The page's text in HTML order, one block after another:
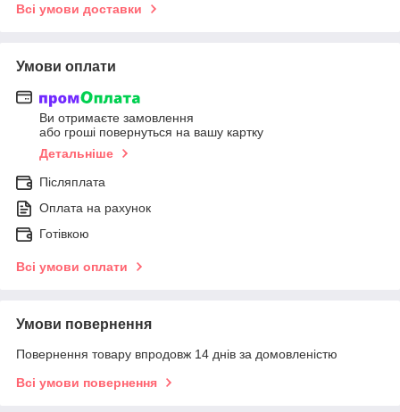
Всі умови доставки
Умови оплати
Ви отримаєте замовлення
або гроші повернуться на вашу картку
Детальніше
Післяплата
Оплата на рахунок
Готівкою
Всі умови оплати
Умови повернення
Повернення товару впродовж 14 днів за домовленістю
Всі умови повернення